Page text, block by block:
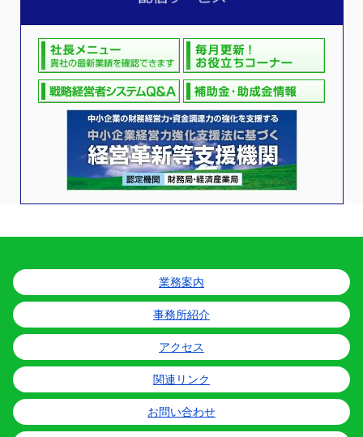
業務案内
事務所紹介
アクセス
関連リンク
お問い合わせ